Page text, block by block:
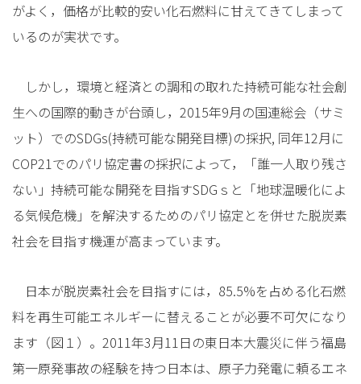
がよく，価格が比較的安い化石燃料に甘えてきてしまって
いるのが実状です。
しかし，環境と経済との調和の取れた持続可能な社会創
生への国際的動きが台頭し，2015年9月の国連総会（サミ
ット）でのSDGs(持続可能な開発目標)の採択, 同年12月に
COP21でのパリ協定書の採択によって，「誰一人取り残さ
ない」持続可能な開発を目指すSDGｓと「地球温暖化によ
る気候危機」を解決するためのパリ協定とを併せた脱炭素
社会を目指す機運が高まっています。
日本が脱炭素社会を目指すには，85.5%を占める化石燃
料を再生可能エネルギーに替えることが必要不可欠になり
ます（図１）。2011年3月11日の東日本大震災に伴う福島
第一原発事故の経験を持つ日本は、原子力発電に頼るエネ